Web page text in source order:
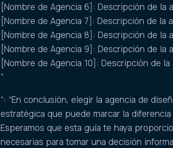
[Nombre de Agencia 6]: Descripción de la
[Nombre de Agencia 7]: Descripción de la
[Nombre de Agencia 8]: Descripción de la
[Nombre de Agencia 9]: Descripción de la
[Nombre de Agencia 10]: Descripción de
”
“: “En conclusión, elegir la agencia de
estratégica que puede marcar la
Esperamos que esta guía te haya
necesarias para tomar una decisión